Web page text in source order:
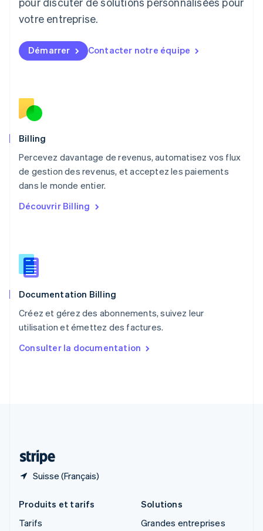
votre entreprise.
Démarrer Contacter notre équipe
Billing
Percevez davantage de revenus, automatisez vos flux
de gestion des revenus, et acceptez les paiements
dans le monde entier.
Découvrir Billing
Documentation Billing
Créez et gérez des abonnements, suivez leur
utilisation et émettez des factures.
Consulter la documentation
Suisse (Français)
Luxembourg
FrançaisDeutschEnglish
English简体中文
Malte
English
Nouvelle-Zélande
English
NederlandsEnglish
Pologne
English
Português English
English
Roumanie
Royaume-Uni
Singapour
English 简体中文
English
Produits et tarifs
Tarifs
Solutions
Grandes entreprises